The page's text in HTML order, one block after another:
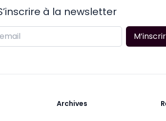
à la newsletter
Archives